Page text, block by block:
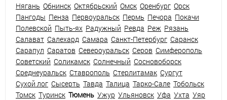
Нягань Обнинск Октябрьский Омск Оренбург Орск
Пангоды Пенза Первоуральск Пермь Печора Покачи
Полевской Пыть-ях Радужный Ревда Реж Рязань
Салават Салехард Самара Санкт-Петербург Саранск
Сарапул Саратов Североуральск Серов Симферополь
Советский Соликамск Солнечный Сосновоборск
Среднеуральск Ставрополь Стерлитамак Сургут
Сухой лог Сысерть Тавда Талица Тарко-Сале Тобольск
Томск Туринск Тюмень Ужур Ульяновск Уфа Ухта Уяр